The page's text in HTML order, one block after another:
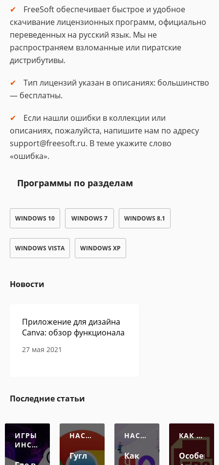
FreeSoft обеспечивает быстрое и удобное
скачивание лицензионных программ, официально
переведенных на русский язык. Мы не
распространяем взломанные или пиратские
дистрибутивы.
Тип лицензий указан в описаниях: большинство
— бесплатны.
Если нашли ошибки в коллекции или
описаниях, пожалуйста, напишите нам по адресу
support@freesoft.ru. В теме укажите слово
«ошибка».
Программы по разделам
WINDOWS 10 WINDOWS 7 WINDOWS 8.1
WINDOWS VISTA WINDOWS XP
Новости
Приложение для дизайна
Canva: обзор функционала
27 мая 2021
Сам себе программист -
авторская колонка Павла
27 мая 2021
Последние статьи
ИГРЫ
ИНСТ
РУКЦ
НАСТР
Гугл
НАСТР
Как
КАК О
Ь ФАЙ